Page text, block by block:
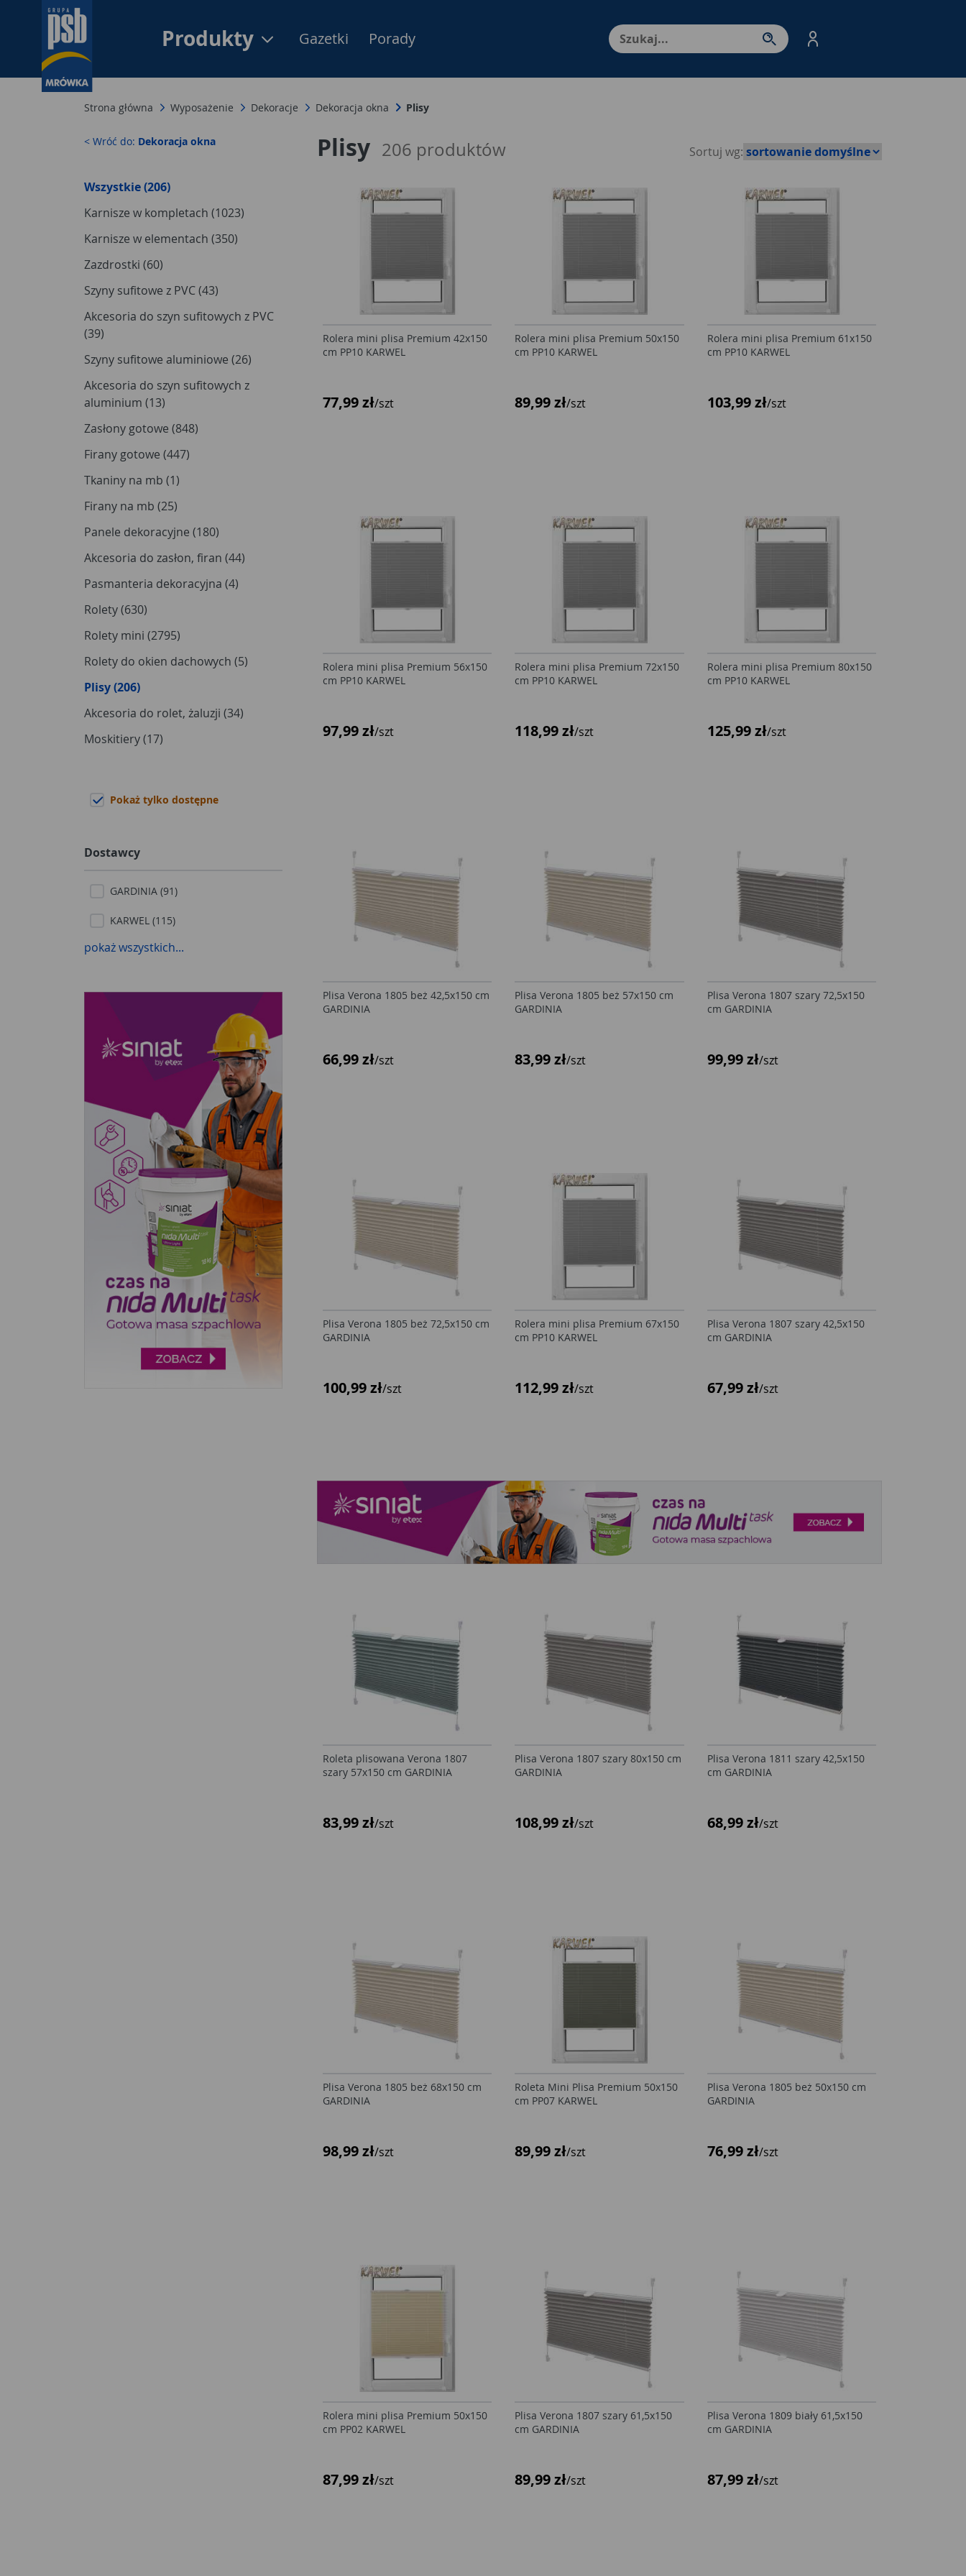
Produkty Menu Produktów, nawigacja: Enter - przejdź do strony produktów. Spacja – otwórz/
Gazetki Porady
Strona główna Wyposażenie Dekoracje Dekoracja okna Plisy
< Wróć do: Dekoracja okna
Wszystkie (206)
Karnisze w kompletach (1023)
Karnisze w elementach (350)
Zazdrostki (60)
Szyny sufitowe z PVC (43)
Akcesoria do szyn sufitowych z PVC
(39)
Szyny sufitowe aluminiowe (26)
Akcesoria do szyn sufitowych z
aluminium (13)
Zasłony gotowe (848)
Firany gotowe (447)
Tkaniny na mb (1)
Firany na mb (25)
Panele dekoracyjne (180)
Akcesoria do zasłon, firan (44)
Pasmanteria dekoracyjna (4)
Rolety (630)
Rolety mini (2795)
Rolety do okien dachowych (5)
Plisy (206)
Akcesoria do rolet, żaluzji (34)
Moskitiery (17)
Pokaż tylko dostępne
Dostawcy
GARDINIA (91)
KARWEL (115)
pokaż wszystkich...
Plisy 206 produktów Sortuj wg:
Rolera mini plisa Premium 42x150
cm PP10 KARWEL
77,99 zł/szt
Rolera mini plisa Premium 50x150
cm PP10 KARWEL
89,99 zł/szt
Rolera mini plisa Premium 61x150
cm PP10 KARWEL
103,99 zł/szt
Rolera mini plisa Premium 56x150
cm PP10 KARWEL
97,99 zł/szt
Rolera mini plisa Premium 72x150
cm PP10 KARWEL
118,99 zł/szt
Rolera mini plisa Premium 80x150
cm PP10 KARWEL
125,99 zł/szt
Plisa Verona 1805 beż 42,5x150 cm
GARDINIA
66,99 zł/szt
Plisa Verona 1805 beż 57x150 cm
GARDINIA
83,99 zł/szt
Plisa Verona 1807 szary 72,5x150
cm GARDINIA
99,99 zł/szt
Plisa Verona 1805 beż 72,5x150 cm
GARDINIA
100,99 zł/szt
Rolera mini plisa Premium 67x150
cm PP10 KARWEL
112,99 zł/szt
Plisa Verona 1807 szary 42,5x150
cm GARDINIA
67,99 zł/szt
Roleta plisowana Verona 1807
szary 57x150 cm GARDINIA
83,99 zł/szt
Plisa Verona 1807 szary 80x150 cm
GARDINIA
108,99 zł/szt
Plisa Verona 1811 szary 42,5x150
cm GARDINIA
68,99 zł/szt
Plisa Verona 1805 beż 68x150 cm
GARDINIA
98,99 zł/szt
Roleta Mini Plisa Premium 50x150
cm PP07 KARWEL
89,99 zł/szt
Plisa Verona 1805 beż 50x150 cm
GARDINIA
76,99 zł/szt
Rolera mini plisa Premium 50x150
cm PP02 KARWEL
87,99 zł/szt
Plisa Verona 1807 szary 61,5x150
cm GARDINIA
89,99 zł/szt
Plisa Verona 1809 biały 61,5x150
cm GARDINIA
87,99 zł/szt